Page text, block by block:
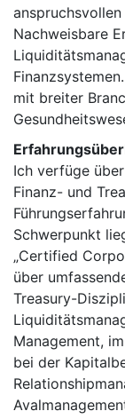
Nachweisbare
mit breiter
Ich verfüge
Finanz- und
Schwerpunkt
„Certified
über
Treasury-
Management,
bei der